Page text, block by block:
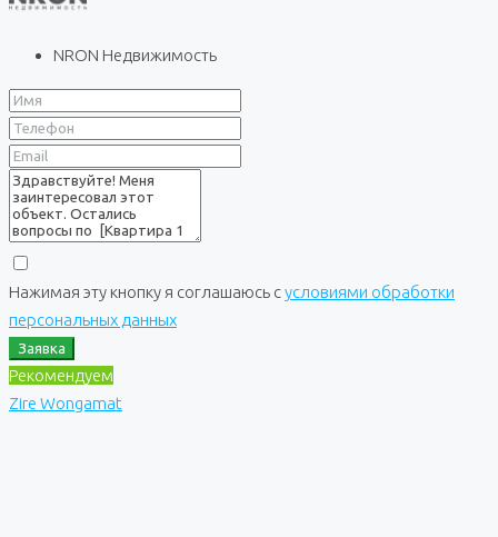
NRON Недвижимость
Нажимая эту кнопку я соглашаюсь сусловиями обработки
персональных данных
Заявка
Рекомендуем
Zire Wongamat